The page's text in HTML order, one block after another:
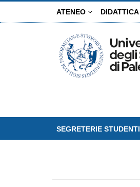
ATENEO DIDATTICA
SEGRETERIE STUDENTI